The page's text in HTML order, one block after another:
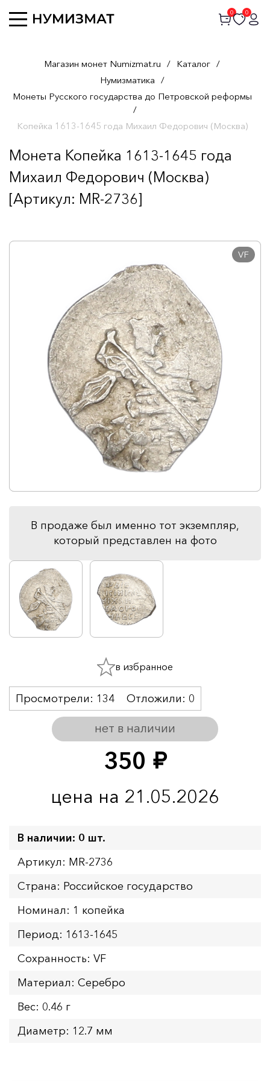
0 0
Магазин монет Numizmat.ru / Каталог /
Нумизматика /
Монеты Русского государства до Петровской реформы
/
Копейка 1613-1645 года Михаил Федорович (Москва)
Монета Копейка 1613-1645 года
Михаил Федорович (Москва)
[Артикул: MR-2736]
VF
В продаже был именно тот экземпляр,
который представлен на фото
350 руб.
цена на 21.05.2026
нет в наличии
Просмотрели: 134 Отложили: 0
в избранное
В наличии: 0 шт.
Артикул: MR-2736
Страна: Российское государство
Номинал: 1 копейка
Период: 1613-1645
Сохранность: VF
Материал: Серебро
Вес: 0.46 г
Диаметр: 12.7 мм